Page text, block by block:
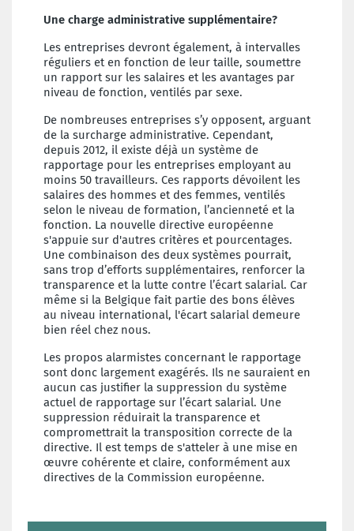
Une charge administrative supplémentaire?
Les entreprises devront également, à intervalles
réguliers et en fonction de leur taille, soumettre
un rapport sur les salaires et les avantages par
niveau de fonction, ventilés par sexe.
De nombreuses entreprises s’y opposent, arguant
de la surcharge administrative. Cependant,
depuis 2012, il existe déjà un système de
rapportage pour les entreprises employant au
moins 50 travailleurs. Ces rapports dévoilent les
salaires des hommes et des femmes, ventilés
selon le niveau de formation, l’ancienneté et la
fonction. La nouvelle directive européenne
s'appuie sur d'autres critères et pourcentages.
Une combinaison des deux systèmes pourrait,
sans trop d’efforts supplémentaires, renforcer la
transparence et la lutte contre l’écart salarial. Car
même si la Belgique fait partie des bons élèves
au niveau international, l'écart salarial demeure
bien réel chez nous.
Les propos alarmistes concernant le rapportage
sont donc largement exagérés. Ils ne sauraient en
aucun cas justifier la suppression du système
actuel de rapportage sur l’écart salarial. Une
suppression réduirait la transparence et
compromettrait la transposition correcte de la
directive. Il est temps de s'atteler à une mise en
œuvre cohérente et claire, conformément aux
directives de la Commission européenne.